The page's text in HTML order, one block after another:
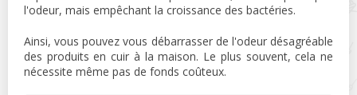
l'odeur, mais empêchant la croissance des bactéries.
Ainsi, vous pouvez vous débarrasser de l'odeur désagréable
des produits en cuir à la maison. Le plus souvent, cela ne
nécessite même pas de fonds coûteux.